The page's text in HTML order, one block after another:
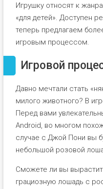
Игрушку относят к
«для детей». Доступен
теперь предлагаем
игровым процессом.
Игровой
Давно мечтали стать
милого животного? В
Перед вами
Android, во многом
случае с Джой Пони вы
небольшой розовой
Сможете ли вы
грациозную лошадь с